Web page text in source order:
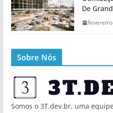
De
Sobre Nós
Somos o 3T.dev.br, uma